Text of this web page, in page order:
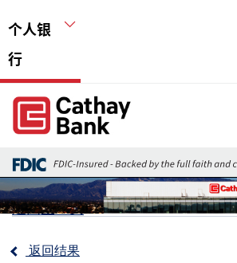
个人银
行
Global Header Hierarchy
Home
返回上一页
返回结果